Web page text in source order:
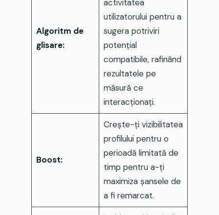
Algoritm de
glisare:
activitatea
utilizatorului pentru a
sugera potriviri
potențial
compatibile, rafinând
rezultatele pe
măsură ce
interacționați.
Boost:
Crește-ți vizibilitatea
profilului pentru o
perioadă limitată de
timp pentru a-ți
maximiza șansele de
a fi remarcat.